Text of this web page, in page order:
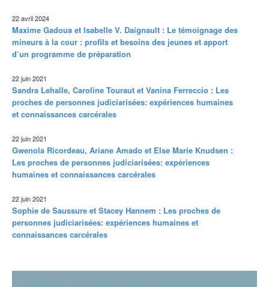
22 avril 2024
Maxime Gadoua et Isabelle V. Daignault : Le témoignage des
mineurs à la cour : profils et besoins des jeunes et apport
d’un programme de préparation
22 juin 2021
Sandra Lehalle, Caroline Touraut et Vanina Ferreccio : Les
proches de personnes judiciarisées: expériences humaines
et connaissances carcérales
22 juin 2021
Gwenola Ricordeau, Ariane Amado et Else Marie Knudsen :
Les proches de personnes judiciarisées: expériences
humaines et connaissances carcérales
22 juin 2021
Sophie de Saussure et Stacey Hannem : Les proches de
personnes judiciarisées: expériences humaines et
connaissances carcérales